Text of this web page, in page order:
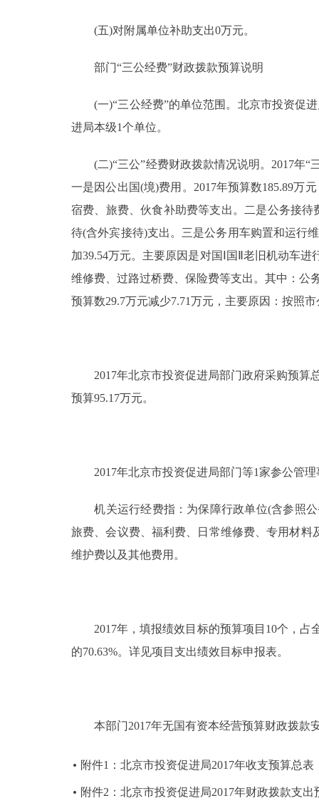
(五)对附属单位补助支出0万元。
部门“三公经费”财政拨款预算说明
(一)“三公经费”的单位范围。北京市投资促进
进局本级1个单位。
(二)“三公”经费财政拨款情况说明。2017年“三
一是因公出国(境)费用。2017年预算数185.89万
宿费、旅费、伙食补助费等支出。二是公务接待
待(含外宾接待)支出。三是公务用车购置和运行
加39.54万元。主要原因是对国Ⅰ国Ⅱ老旧机动车
维修费、过路过桥费、保险费等支出。其中：公
预算数29.7万元减少7.71万元，主要原因：按照
2017年北京市投资促进局部门政府采购预算总
预算95.17万元。
2017年北京市投资促进局部门等1家参公管理
机关运行经费指：为保障行政单位(含参照公
旅费、会议费、福利费、日常维修费、专用材
维护费以及其他费用。
2017年，填报绩效目标的预算项目10个，占全
的70.63%。详见项目支出绩效目标申报表。
本部门2017年无国有资本经营预算财政拨款
附件1：北京市投资促进局2017年收支预算总表
附件2：北京市投资促进局2017年财政拨款支出